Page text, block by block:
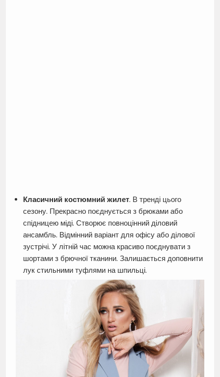
Класичний костюмний жилет. В тренді цього
сезону. Прекрасно поєднується з брюками або
спідницею міді. Створює повноцінний діловий
ансамбль. Відмінний варіант для офісу або ділової
зустрічі. У літній час можна красиво поєднувати з
шортами з брючної тканини. Залишається доповнити
лук стильними туфлями на шпильці.